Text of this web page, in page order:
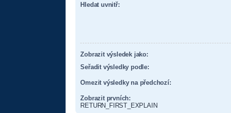
Hledat uvnitř:
Zobrazit výsledek jako:
Seřadit výsledky podle:
Omezit výsledky na předchozí:
Zobrazit prvních:
RETURN_FIRST_EXPLAIN